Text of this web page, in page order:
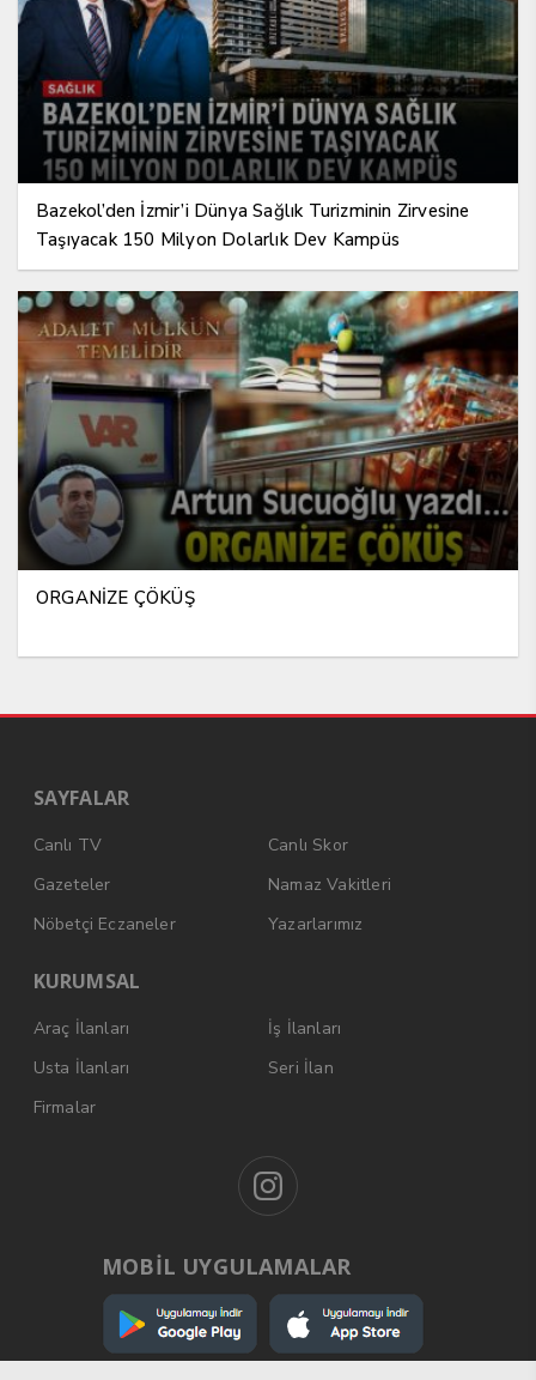
Bazekol’den İzmir’i Dünya Sağlık Turizminin Zirvesine
Taşıyacak 150 Milyon Dolarlık Dev Kampüs
ORGANİZE ÇÖKÜŞ
SAYFALAR
Canlı TV
Canlı Skor
Gazeteler
Namaz Vakitleri
Nöbetçi Eczaneler
Yazarlarımız
KURUMSAL
Araç İlanları
İş İlanları
Usta İlanları
Seri İlan
Firmalar
MOBİL UYGULAMALAR